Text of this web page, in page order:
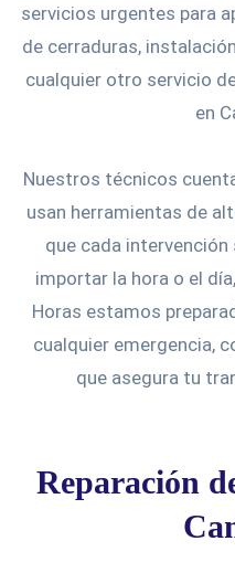
servicios urgentes para
de cerraduras,
cualquier otro servicio
en
Nuestros técnicos
usan herramientas de
que cada intervención
importar la hora o el
Horas estamos
cualquier emergencia,
que asegura tu
Reparación